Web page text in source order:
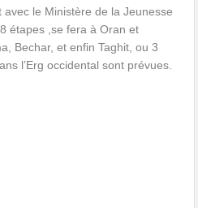
le Ministère de la Jeunesse
étapes ,se fera à Oran et
Bechar, et enfin Taghit, ou 3
l’Erg occidental sont prévues.